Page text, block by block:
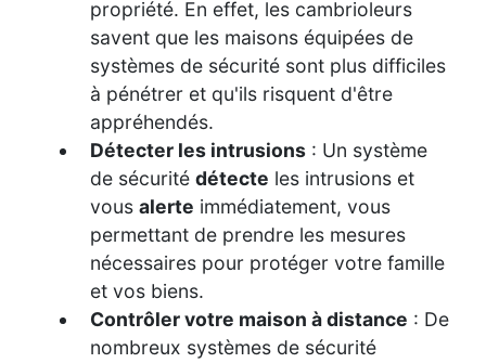
propriété. En effet, les cambrioleurs
savent que les maisons équipées de
systèmes de sécurité sont plus difficiles
à pénétrer et qu'ils risquent d'être
appréhendés.
Détecter les intrusions : Un système
de sécurité détecte les intrusions et
vous alerte immédiatement, vous
permettant de prendre les mesures
nécessaires pour protéger votre famille
et vos biens.
Contrôler votre maison à distance : De
nombreux systèmes de sécurité